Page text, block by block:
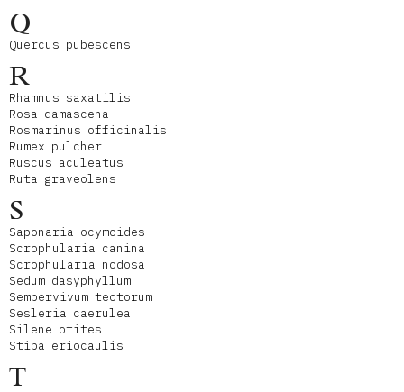
Q
Quercus pubescens
R
Rhamnus saxatilis
Rosa damascena
Rosmarinus officinalis
Rumex pulcher
Ruscus aculeatus
Ruta graveolens
S
Saponaria ocymoides
Scrophularia canina
Scrophularia nodosa
Sedum dasyphyllum
Sempervivum tectorum
Sesleria caerulea
Silene otites
Stipa eriocaulis
T